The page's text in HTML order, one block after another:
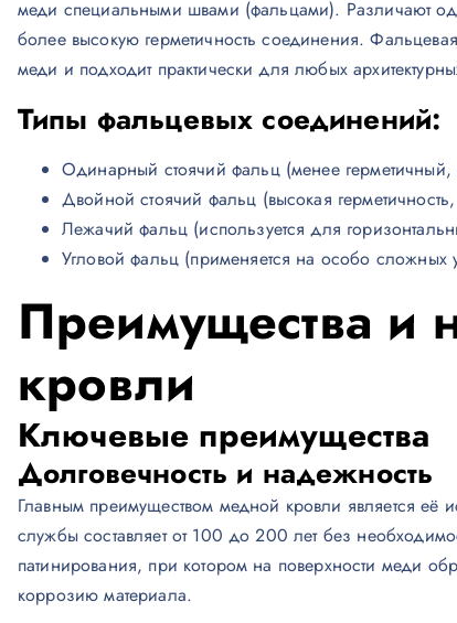
меди специальными швами (фальцами). Различают
более высокую герметичность соединения.
меди и подходит практически для любых
Типы фальцевых соединений:
Одинарный стоячий фальц (менее
Двойной стоячий фальц (высокая
Лежачий фальц (используется для
Угловой фальц (применяется на особо сложных
Преимущества и
кровли
Ключевые преимущества
Долговечность и надежность
Главным преимуществом медной кровли является её
службы составляет от 100 до 200 лет без
патинирования, при котором на поверхности меди
коррозию материала.